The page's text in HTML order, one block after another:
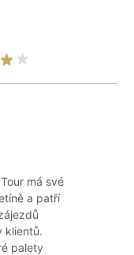
má své
a patří
klientů.
palety